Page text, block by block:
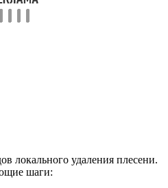
локального удаления плесени.
шаги: